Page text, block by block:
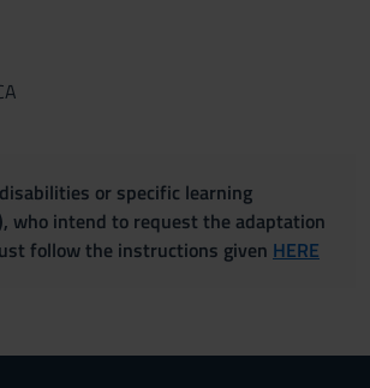
or specific learning
who intend to request the adaptation
follow the instructions given HERE